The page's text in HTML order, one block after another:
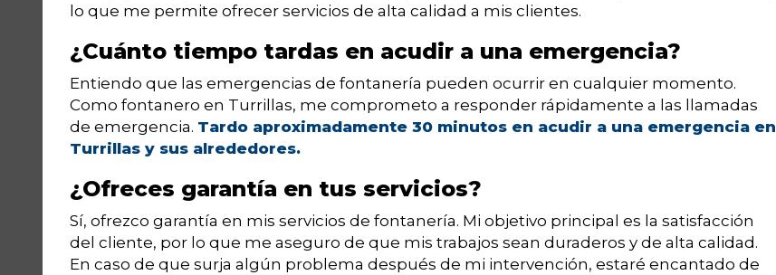
lo que me permite ofrecer servicios de alta calidad a mis clientes.
¿Cuánto tiempo tardas en acudir a una emergencia?
Entiendo que las emergencias de fontanería pueden ocurrir en cualquier momento.
Como fontanero en Turrillas, me comprometo a responder rápidamente a las llamadas
de emergencia. Tardo aproximadamente 30 minutos en acudir a una emergencia en
Turrillas y sus alrededores.
¿Ofreces garantía en tus servicios?
Sí, ofrezco garantía en mis servicios de fontanería. Mi objetivo principal es la satisfacción
del cliente, por lo que me aseguro de que mis trabajos sean duraderos y de alta calidad.
En caso de que surja algún problema después de mi intervención, estaré encantado de